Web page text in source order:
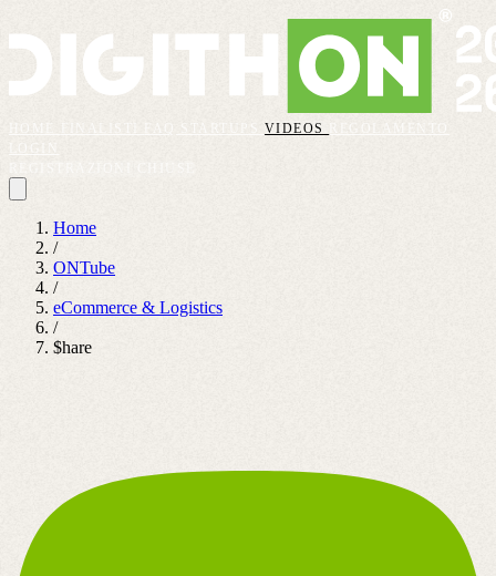
VIDEOS
REGOLAMENTO
Home
/
ONTube
/
eCommerce & Logistics
/
$hare